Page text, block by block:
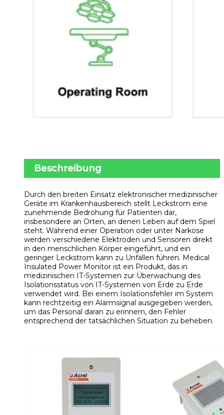
Beschreibung
Durch den breiten Einsatz elektronischer medizinischer
Geräte im Krankenhausbereich stellt Leckstrom eine
zunehmende Bedrohung für Patienten dar,
insbesondere an Orten, an denen Leben auf dem Spiel
steht. Während einer Operation oder unter Narkose
werden verschiedene Elektroden und Sensoren direkt
in den menschlichen Körper eingeführt, und ein
geringer Leckstrom kann zu Unfällen führen. Medical
Insulated Power Monitor ist ein Produkt, das in
medizinischen IT-Systemen zur Überwachung des
Isolationsstatus von IT-Systemen von Erde zu Erde
verwendet wird. Bei einem Isolationsfehler im System
kann rechtzeitig ein Alarmsignal ausgegeben werden,
um das Personal daran zu erinnern, den Fehler
entsprechend der tatsächlichen Situation zu beheben.